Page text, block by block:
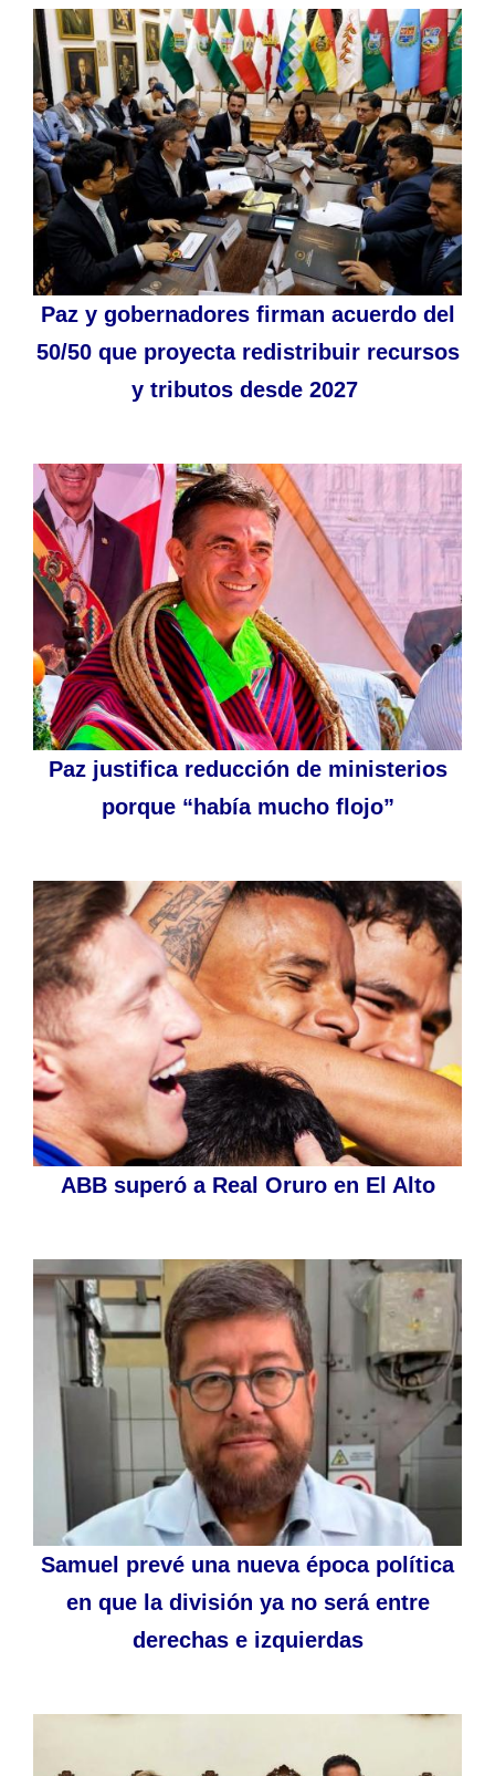
Paz y gobernadores firman acuerdo del
50/50 que proyecta redistribuir recursos
y tributos desde 2027
Paz justifica reducción de ministerios
porque “había mucho flojo”
ABB superó a Real Oruro en El Alto
Samuel prevé una nueva época política
en que la división ya no será entre
derechas e izquierdas